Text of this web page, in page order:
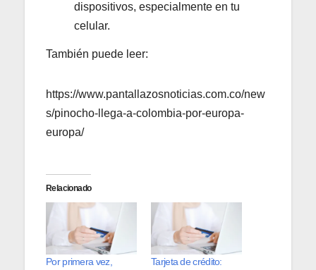
dispositivos, especialmente en tu
celular.
También puede leer:
https://www.pantallazosnoticias.com.co/new
s/pinocho-llega-a-colombia-por-europa-
europa/
Relacionado
Por primera vez,
Tarjeta de crédito: